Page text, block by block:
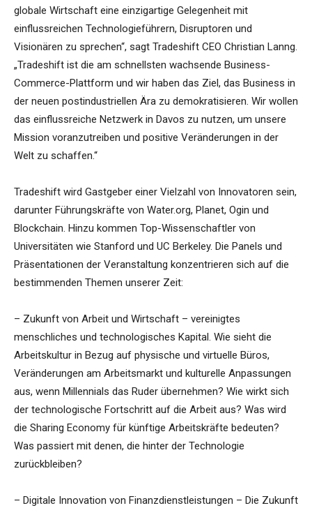
globale Wirtschaft eine einzigartige Gelegenheit mit
einflussreichen Technologieführern, Disruptoren und
Visionären zu sprechen“, sagt Tradeshift CEO Christian Lanng.
„Tradeshift ist die am schnellsten wachsende Business-
Commerce-Plattform und wir haben das Ziel, das Business in
der neuen postindustriellen Ära zu demokratisieren. Wir wollen
das einflussreiche Netzwerk in Davos zu nutzen, um unsere
Mission voranzutreiben und positive Veränderungen in der
Welt zu schaffen.“
Tradeshift wird Gastgeber einer Vielzahl von Innovatoren sein,
darunter Führungskräfte von Water.org, Planet, Ogin und
Blockchain. Hinzu kommen Top-Wissenschaftler von
Universitäten wie Stanford und UC Berkeley. Die Panels und
Präsentationen der Veranstaltung konzentrieren sich auf die
bestimmenden Themen unserer Zeit:
– Zukunft von Arbeit und Wirtschaft – vereinigtes
menschliches und technologisches Kapital. Wie sieht die
Arbeitskultur in Bezug auf physische und virtuelle Büros,
Veränderungen am Arbeitsmarkt und kulturelle Anpassungen
aus, wenn Millennials das Ruder übernehmen? Wie wirkt sich
der technologische Fortschritt auf die Arbeit aus? Was wird
die Sharing Economy für künftige Arbeitskräfte bedeuten?
Was passiert mit denen, die hinter der Technologie
zurückbleiben?
– Digitale Innovation von Finanzdienstleistungen – Die Zukunft